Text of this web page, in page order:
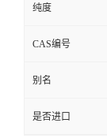
纯度
CAS编号
别名
是否进口